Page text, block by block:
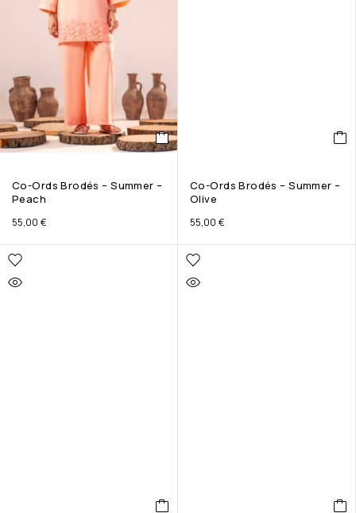
Co-Ords Brodés – Summer –
Peach
55,00 €
Co-Ords Brodés – Summer –
Olive
55,00 €